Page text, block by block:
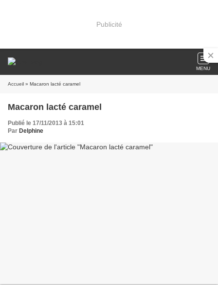
Publicité
MENU
Accueil » Macaron lacté caramel
Macaron lacté caramel
Publié le 17/11/2013 à 15:01
Par Delphine